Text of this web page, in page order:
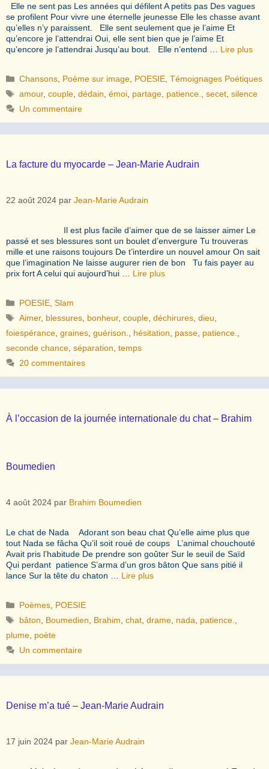
Elle ne sent pas Les années qui défilent A petits pas Des vagues
se profilent Pour vivre une éternelle jeunesse Elle les chasse avant
qu’elles n’y paraissent. Elle sent seulement que je l’aime Et
qu’encore je l’attendrai Oui, elle sent bien que je l’aime Et
qu’encore je l’attendrai Jusqu’au bout. Elle n’entend … Lire plus
Catégories
Chansons Poème sur image POESIE ,Témoignages Poétiques
Étiquettes
amour,couple ,dédain ,émoi partage patience. ,secet ,silence
Un commentaire
La facture du myocarde – Jean-Marie Audrain
22 août 2024 par Jean-Marie Audrain
Il est plus facile d’aimer que de se laisser aimer Le
passé et ses blessures sont un boulet d’envergure Tu trouveras
mille et une raisons toujours De t’interdire un nouvel amour On sait
que l’imagination Ne laisse augurer rien de bon Tu fais payer au
prix fort A celui qui aujourd’hui … Lire plus
Catégories
POESIE ,Slam
Étiquettes
Aimer, blessures bonheur,couple ,déchirures ,dieu
foiespérance graines guérison. hésitation passe patience.
seconde chance séparation temps
20 commentaires
À l’occasion de la journée internationale du chat – Brahim
Boumedien
4 août 2024 par Brahim Boumedien
Le chat de Nada Adorant son beau chat Qu’elle aime plus que
tout Nada se fâcha Qu’il soit roué de coups L’animal chouchouté
Avait pris l’habitude De prendre son goûter Sur le seuil de Saïd
Qui perdant patience S’arma d’un gros bâton Que sans pitié il
lance Sur la tête du chaton … Lire plus
Catégories
Poèmes POESIE
Étiquettes
bâton Boumedien Brahim ,chat ,drame nada patience.
plume poète
Un commentaire
Denise m’a tué – Jean-Marie Audrain
17 juin 2024 par Jean-Marie Audrain